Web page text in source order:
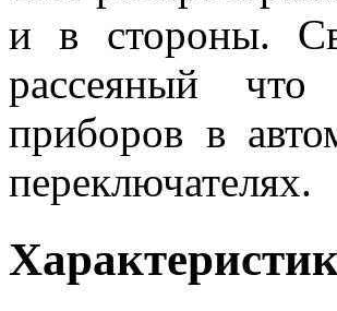
и в стороны.
рассеяный что
приборов в
переключателях.